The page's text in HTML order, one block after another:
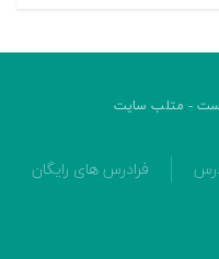
- متلب سایت
فرادرس های رایگان